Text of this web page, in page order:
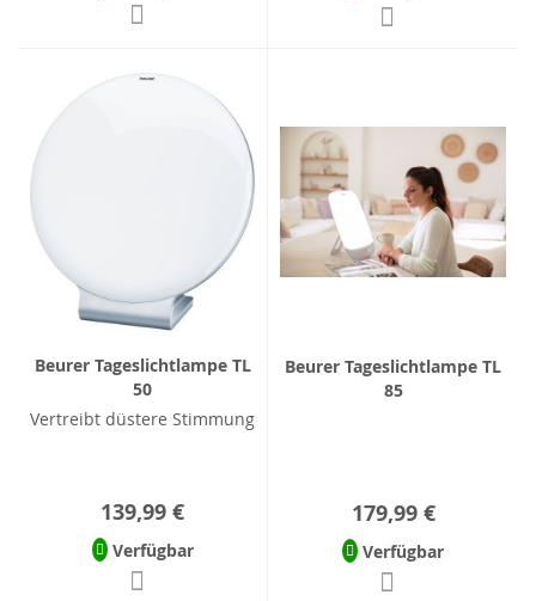
Beurer Tageslichtlampe TL
50
Vertreibt düstere Stimmung
139,99 €
Verfügbar
Beurer Tageslichtlampe TL
85
179,99 €
Verfügbar